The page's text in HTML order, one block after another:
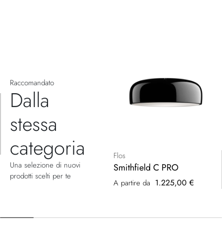
Raccomandato
Dalla
stessa
categoria
Una selezione di nuovi
prodotti scelti per te
Flos
Smithfield C PRO
A partire da 1.225,00 €